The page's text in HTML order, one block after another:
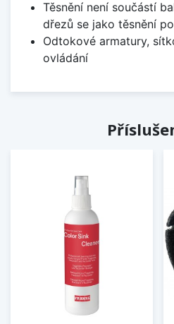
Těsnění není součástí
dřezů se jako těsnění
Odtokové armatury,
ovládání